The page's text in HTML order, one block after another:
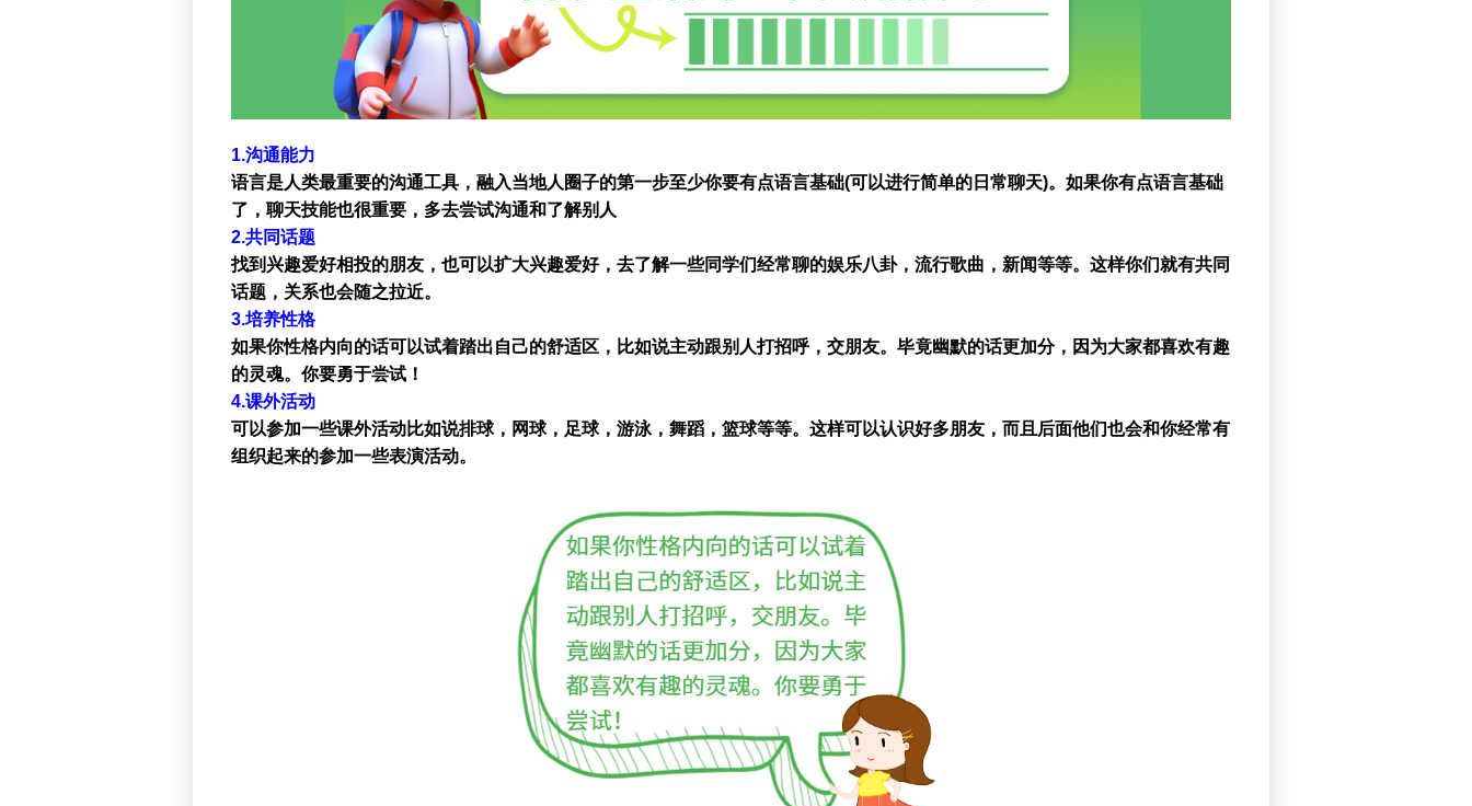
1.沟通能力
语言是人类最重要的沟通工具，融入当地人圈子的第一步至少你要有点语言基础(可以进行简单的日常聊天)。如果你有点语言基础
了，聊天技能也很重要，多去尝试沟通和了解别人
2.共同话题
找到兴趣爱好相投的朋友，也可以扩大兴趣爱好，去了解一些同学们经常聊的娱乐八卦，流行歌曲，新闻等等。这样你们就有共同
话题，关系也会随之拉近。
3.培养性格
如果你性格内向的话可以试着踏出自己的舒适区，比如说主动跟别人打招呼，交朋友。毕竟幽默的话更加分，因为大家都喜欢有趣
的灵魂。你要勇于尝试！
4.课外活动
可以参加一些课外活动比如说排球，网球，足球，游泳，舞蹈，篮球等等。这样可以认识好多朋友，而且后面他们也会和你经常有
组织起来的参加一些表演活动。